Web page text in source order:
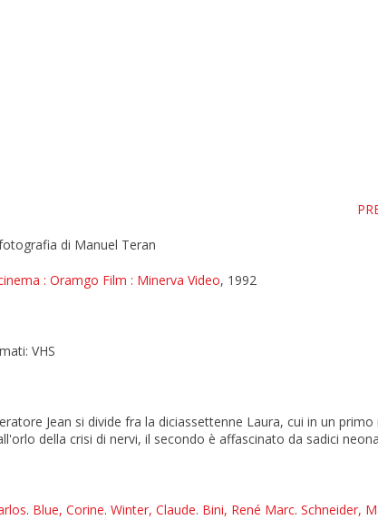
di Manuel Teran
: Oramgo Film : Minerva Video, 1992
VHS
Jean si divide fra la diciassettenne Laura, cui in un
della crisi di nervi, il secondo è affascinato da sadici
. Blue, Corine. Winter, Claude. Bini, René Marc. Schneider,